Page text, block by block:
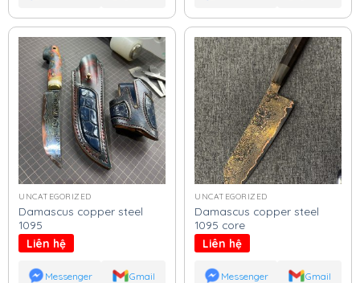
UNCATEGORIZED
Damascus copper steel
1095
Liên hệ
Messenger Gmail
UNCATEGORIZED
Damascus copper steel
1095 core
Liên hệ
Messenger Gmail